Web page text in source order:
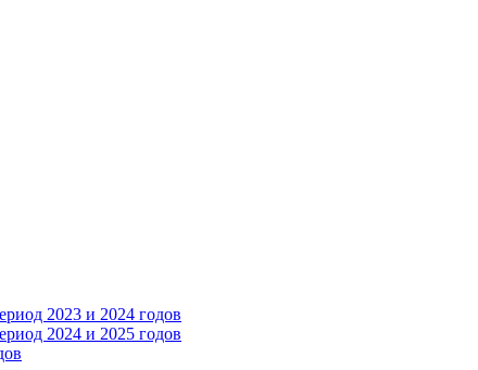
2023 и 2024 годов
2024 и 2025 годов